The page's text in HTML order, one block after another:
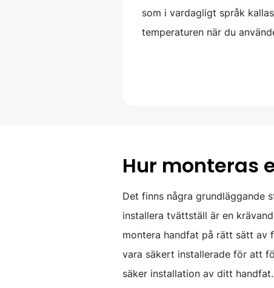
som i vardagligt språk
temperaturen när du
Hur monteras
Det finns några grundläggande
installera tvättställ är en
montera handfat på rätt sätt av
vara säkert installerade för att
säker installation av ditt